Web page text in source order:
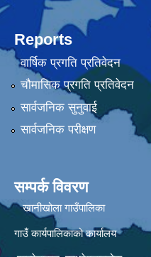
Reports
वार्षिक प्रगति प्रतिवेदन
चौमासिक प्रगति प्रतिवेदन
सार्वजनिक सुनुवाई
सार्वजनिक परीक्षण
सम्पर्क विवरण
खानीखोला गाउँपालिका
गाउँ कार्यपालिकाको कार्यालय